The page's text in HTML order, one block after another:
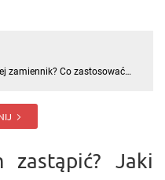
zamiennik? Co zastosować
cebulę lub szczypiorek,
zastąpić? Jaki